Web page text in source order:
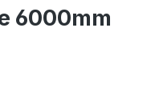
6000mm